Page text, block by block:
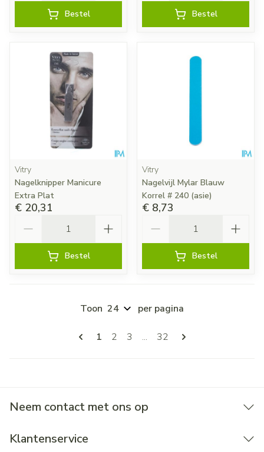
Bestel Bestel
Vitry
Nagelknipper Manicure
Extra Plat
€ 20,31
Bestel
Vitry
Nagelvijl Mylar Blauw
Korrel # 240 (asie)
€ 8,73
Bestel
Pagina's
U lees momenteel pagina
1 Pagina
2 Pagina
3 ... Pagina
32
Toon per pagina
Neem contact met ons op
Klantenservice